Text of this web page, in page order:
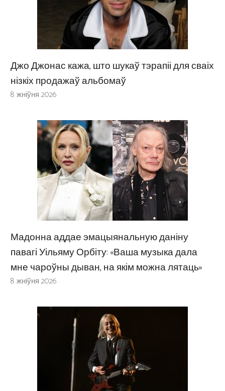
Джо Джонас кажа, што шукаў тэрапіі для сваіх
нізкіх продажаў альбомаў
8 жніўня 2026
Мадонна аддае эмацыянальную даніну
павагі Уільяму Орбіту: «Ваша музыка дала
мне чароўны дыван, на якім можна лятаць»
8 жніўня 2026